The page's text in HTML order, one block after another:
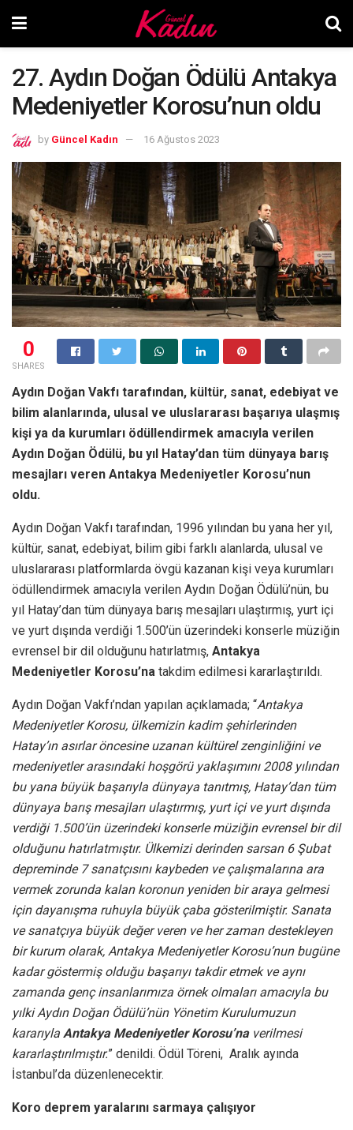
27. Aydın Doğan Ödülü Antakya
Medeniyetler Korosu’nun oldu
by Güncel Kadın 16 Ağustos 2023
0
SHARES
Aydın Doğan Vakfı tarafından, kültür, sanat, edebiyat ve
bilim alanlarında, ulusal ve uluslararası başarıya ulaşmış
kişi ya da kurumları ödüllendirmek amacıyla verilen
Aydın Doğan Ödülü, bu yıl Hatay’dan tüm dünyaya barış
mesajları veren Antakya Medeniyetler Korosu’nun
oldu.
Aydın Doğan Vakfı tarafından, 1996 yılından bu yana her yıl,
kültür, sanat, edebiyat, bilim gibi farklı alanlarda, ulusal ve
uluslararası platformlarda övgü kazanan kişi veya kurumları
ödüllendirmek amacıyla verilen Aydın Doğan Ödülü’nün, bu
yıl Hatay’dan tüm dünyaya barış mesajları ulaştırmış, yurt içi
ve yurt dışında verdiği 1.500’ün üzerindeki konserle müziğin
evrensel bir dil olduğunu hatırlatmış, Antakya
Medeniyetler Korosu’na takdim edilmesi kararlaştırıldı.
Aydın Doğan Vakfı’ndan yapılan açıklamada; “Antakya
Medeniyetler Korosu, ülkemizin kadim şehirlerinden
Hatay’ın asırlar öncesine uzanan kültürel zenginliğini ve
medeniyetler arasındaki hoşgörü yaklaşımını 2008 yılından
bu yana büyük başarıyla dünyaya tanıtmış, Hatay’dan tüm
dünyaya barış mesajları ulaştırmış, yurt içi ve yurt dışında
verdiği 1.500’ün üzerindeki konserle müziğin evrensel bir dil
olduğunu hatırlatmıştır. Ülkemizi derinden sarsan 6 Şubat
depreminde 7 sanatçısını kaybeden ve çalışmalarına ara
vermek zorunda kalan koronun yeniden bir araya gelmesi
için dayanışma ruhuyla büyük çaba gösterilmiştir. Sanata
ve sanatçıya büyük değer veren ve her zaman destekleyen
bir kurum olarak, Antakya Medeniyetler Korosu’nun bugüne
kadar göstermiş olduğu başarıyı takdir etmek ve aynı
zamanda genç insanlarımıza örnek olmaları amacıyla bu
yılki Aydın Doğan Ödülü’nün Yönetim Kurulumuzun
kararıyla Antakya Medeniyetler Korosu’naverilmesi
kararlaştırılmıştır.” denildi. Ödül Töreni, Aralık ayında
İstanbul’da düzenlenecektir.
Koro deprem yaralarını sarmaya çalışıyor